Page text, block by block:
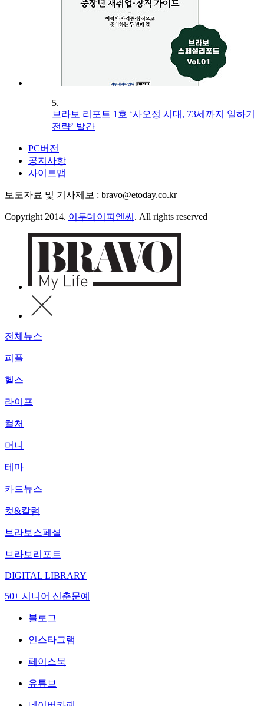
5.
브라보 리포트 1호 ‘사오정 시대, 73세까지 일하기
전략’ 발간
PC버전
공지사항
사이트맵
보도자료 및 기사제보 : bravo@etoday.co.kr
Copyright 2014. 이투데이피엔씨 . All rights reserved
전체뉴스
피플
헬스
라이프
컬처
머니
테마
카드뉴스
컷&칼럼
브라보스페셜
브라보리포트
DIGITAL LIBRARY
50+ 시니어 신춘문예
블로그
인스타그램
페이스북
유튜브